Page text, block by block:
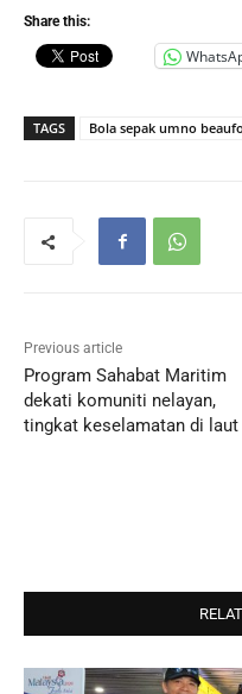
Share this:
TAGS Bola sepak umno
Previous article
Program Sahabat Maritim
dekati komuniti nelayan,
tingkat keselamatan di laut